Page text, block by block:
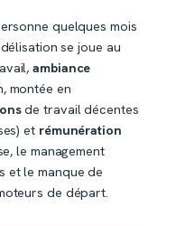
quelques mois
se joue au
ambiance
montée en
de travail décentes
et rémunération
le management
et le manque de
de départ.